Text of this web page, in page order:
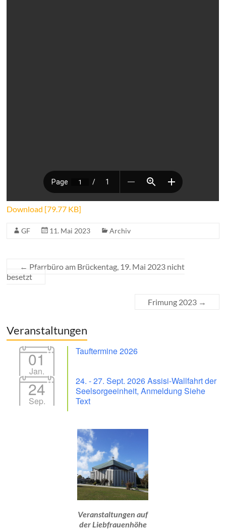
Download [79.77 KB]
GF 11. Mai 2023 Archiv
← Pfarrbüro am Brückentag, 19. Mai 2023 nicht
besetzt
Frimung 2023 →
Veranstaltungen
01
Jan.
Tauftermine 2026
24
Sep.
24. - 27. Sept. 2026 Assisi-Wallfahrt der
Seelsorgeeinheit, Anmeldung Siehe
Text
Veranstaltungen auf
der Liebfrauenhöhe